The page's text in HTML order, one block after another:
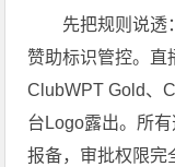
先把规则说透
赞助标识管控。直
ClubWPT Gold、
台Logo露出。所
报备，审批权限完